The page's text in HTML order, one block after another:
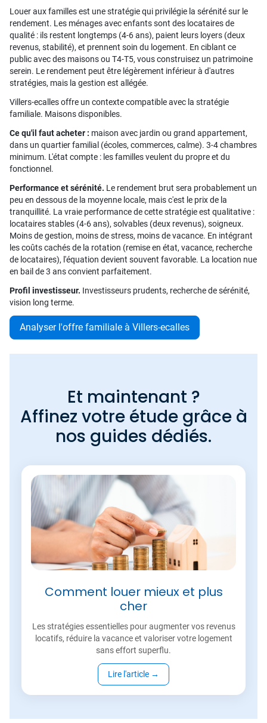
Louer aux familles est une stratégie qui privilégie la sérénité sur le
rendement. Les ménages avec enfants sont des locataires de
qualité : ils restent longtemps (4-6 ans), paient leurs loyers (deux
revenus, stabilité), et prennent soin du logement. En ciblant ce
public avec des maisons ou T4-T5, vous construisez un patrimoine
serein. Le rendement peut être légèrement inférieur à d'autres
stratégies, mais la gestion est allégée.
Villers-ecalles offre un contexte compatible avec la stratégie
familiale. Maisons disponibles.
Ce qu'il faut acheter : maison avec jardin ou grand appartement,
dans un quartier familial (écoles, commerces, calme). 3-4 chambres
minimum. L'état compte : les familles veulent du propre et du
fonctionnel.
Performance et sérénité. Le rendement brut sera probablement un
peu en dessous de la moyenne locale, mais c'est le prix de la
tranquillité. La vraie performance de cette stratégie est qualitative :
locataires stables (4-6 ans), solvables (deux revenus), soigneux.
Moins de gestion, moins de stress, moins de vacance. En intégrant
les coûts cachés de la rotation (remise en état, vacance, recherche
de locataires), l'équation devient souvent favorable. La location nue
en bail de 3 ans convient parfaitement.
Profil investisseur. Investisseurs prudents, recherche de sérénité,
vision long terme.
Analyser l'offre familiale à Villers-ecalles
Et maintenant ?
Affinez votre étude grâce à
nos guides dédiés.
Comment louer mieux et plus
cher
Les stratégies essentielles pour augmenter vos revenus
locatifs, réduire la vacance et valoriser votre logement
sans effort superflu.
Lire l'article →